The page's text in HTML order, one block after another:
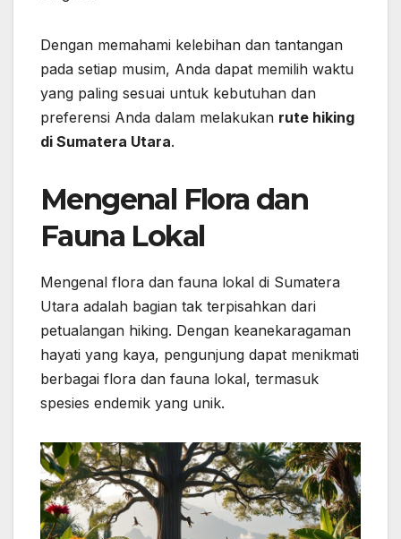
Dengan memahami kelebihan dan tantangan
pada setiap musim, Anda dapat memilih waktu
yang paling sesuai untuk kebutuhan dan
preferensi Anda dalam melakukan rute hiking
di Sumatera Utara.
Mengenal Flora dan
Fauna Lokal
Mengenal flora dan fauna lokal di Sumatera
Utara adalah bagian tak terpisahkan dari
petualangan hiking. Dengan keanekaragaman
hayati yang kaya, pengunjung dapat menikmati
berbagai flora dan fauna lokal, termasuk
spesies endemik yang unik.